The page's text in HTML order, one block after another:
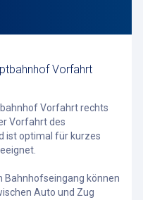
Vorfahrt
Vorfahrt rechts
Vorfahrt des
ist optimal für kurzes
Bahnhofseingang können
Auto und Zug